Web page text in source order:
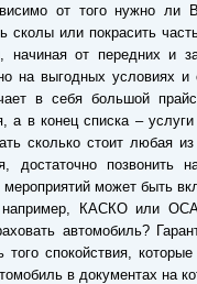
от того нужно ли
сколы или покрасить
начиная от передних и
на выгодных условиях
в себя большой
а в конец списка –
сколько стоит любая
позвонить
может быть
например, КАСКО или
автомобиль?
того спокойствия,
в документах на